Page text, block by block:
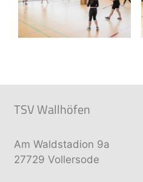
TSV Wallhöfen
Am Waldstadion 9a
27729 Vollersode